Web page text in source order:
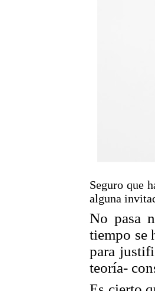
Seguro que
alguna
No pasa
tiempo se
para
teoría-